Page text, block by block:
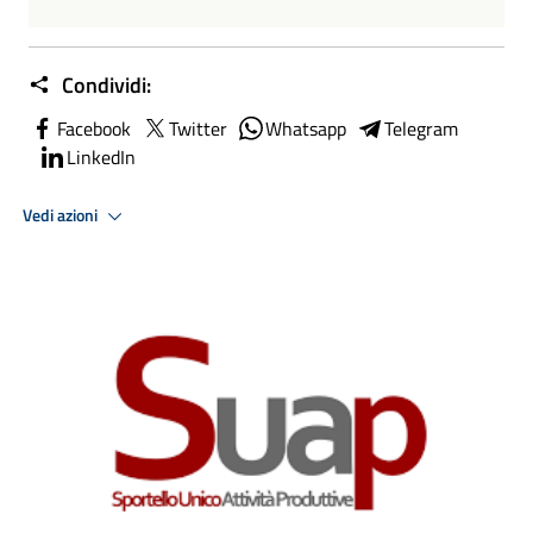
Condividi:
Facebook Twitter Whatsapp
Telegram
LinkedIn
Vedi azioni